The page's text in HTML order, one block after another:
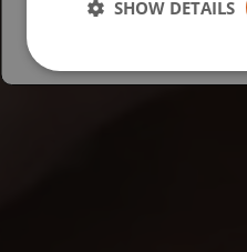
SHOW DETAILS